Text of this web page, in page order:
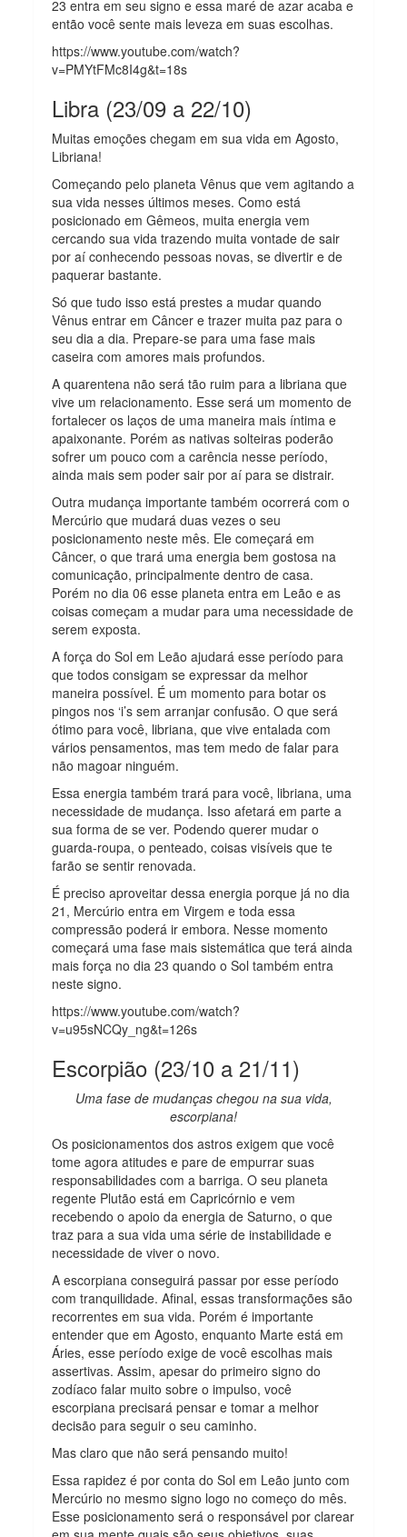
23 entra em seu signo e essa maré de azar acaba e
então você sente mais leveza em suas escolhas.
https://www.youtube.com/watch?
v=PMYtFMc8I4g&t=18s
Libra (23/09 a 22/10)
Muitas emoções chegam em sua vida em Agosto,
Libriana!
Começando pelo planeta Vênus que vem agitando a
sua vida nesses últimos meses. Como está
posicionado em Gêmeos, muita energia vem
cercando sua vida trazendo muita vontade de sair
por aí conhecendo pessoas novas, se divertir e de
paquerar bastante.
Só que tudo isso está prestes a mudar quando
Vênus entrar em Câncer e trazer muita paz para o
seu dia a dia. Prepare-se para uma fase mais
caseira com amores mais profundos.
A quarentena não será tão ruim para a libriana que
vive um relacionamento. Esse será um momento de
fortalecer os laços de uma maneira mais íntima e
apaixonante. Porém as nativas solteiras poderão
sofrer um pouco com a carência nesse período,
ainda mais sem poder sair por aí para se distrair.
Outra mudança importante também ocorrerá com o
Mercúrio que mudará duas vezes o seu
posicionamento neste mês. Ele começará em
Câncer, o que trará uma energia bem gostosa na
comunicação, principalmente dentro de casa.
Porém no dia 06 esse planeta entra em Leão e as
coisas começam a mudar para uma necessidade de
serem exposta.
A força do Sol em Leão ajudará esse período para
que todos consigam se expressar da melhor
maneira possível. É um momento para botar os
pingos nos ‘i’s sem arranjar confusão. O que será
ótimo para você, libriana, que vive entalada com
vários pensamentos, mas tem medo de falar para
não magoar ninguém.
Essa energia também trará para você, libriana, uma
necessidade de mudança. Isso afetará em parte a
sua forma de se ver. Podendo querer mudar o
guarda-roupa, o penteado, coisas visíveis que te
farão se sentir renovada.
É preciso aproveitar dessa energia porque já no dia
21, Mercúrio entra em Virgem e toda essa
compressão poderá ir embora. Nesse momento
começará uma fase mais sistemática que terá ainda
mais força no dia 23 quando o Sol também entra
neste signo.
https://www.youtube.com/watch?
v=u95sNCQy_ng&t=126s
Escorpião (23/10 a 21/11)
Uma fase de mudanças chegou na sua vida,
escorpiana!
Os posicionamentos dos astros exigem que você
tome agora atitudes e pare de empurrar suas
responsabilidades com a barriga. O seu planeta
regente Plutão está em Capricórnio e vem
recebendo o apoio da energia de Saturno, o que
traz para a sua vida uma série de instabilidade e
necessidade de viver o novo.
A escorpiana conseguirá passar por esse período
com tranquilidade. Afinal, essas transformações são
recorrentes em sua vida. Porém é importante
entender que em Agosto, enquanto Marte está em
Áries, esse período exige de você escolhas mais
assertivas. Assim, apesar do primeiro signo do
zodíaco falar muito sobre o impulso, você
escorpiana precisará pensar e tomar a melhor
decisão para seguir o seu caminho.
Mas claro que não será pensando muito!
Essa rapidez é por conta do Sol em Leão junto com
Mercúrio no mesmo signo logo no começo do mês.
Esse posicionamento será o responsável por clarear